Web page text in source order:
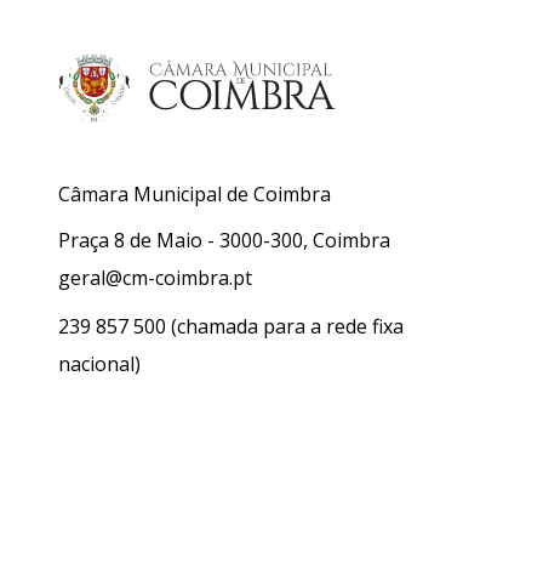
Câmara Municipal de Coimbra
Praça 8 de Maio - 3000-300, Coimbra
geral@cm-coimbra.pt
239 857 500 (chamada para a rede fixa
nacional)